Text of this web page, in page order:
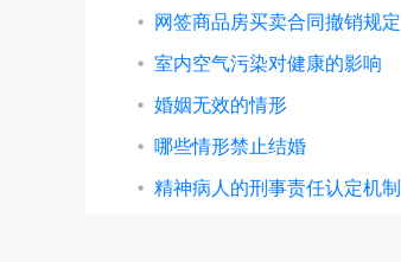
网签商品房买卖合同撤销规定
室内空气污染对健康的影响
婚姻无效的情形
哪些情形禁止结婚
精神病人的刑事责任认定机制